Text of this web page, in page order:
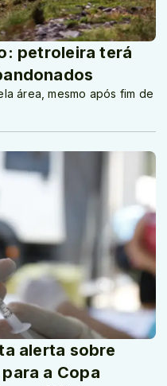
petroleira terá
área, mesmo após fim de
alerta sobre
a Copa